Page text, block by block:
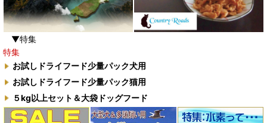
▼特集
特集
お試しドライフード少量パック犬用
お試しドライフード少量パック猫用
５kg以上セット＆大袋ドッグフード